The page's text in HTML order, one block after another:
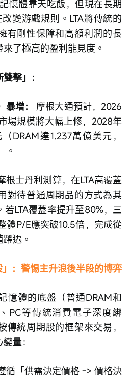
憶體靠天吃飯，但現在長期
變游戲規則。LTA將傳統的
有剛性保障和高額利潤的長
了極高的盈利能見度。
擊」：
增：
摩根大通預計，2026
場規模將大幅上修，2028年
DRAM達1.237萬億美元，
。
根士丹利測算，在LTA高覆蓋
對待普通周期品的方式為其
LTA覆蓋率提升至80%，三
體P/E應突破10.5倍，完成從
遷。
：警惕主升浪後半段的博弈
憶體的底盤（普通DRAM和
PC等傳統消費電子深度綁
傳統周期股的框架來交易，
量：
循「供需決定價格 -> 價格決